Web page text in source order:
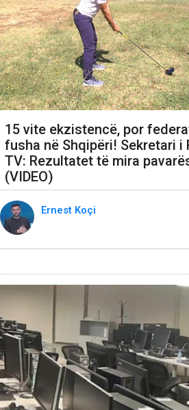
15 vite ekzistencë, por
fusha në Shqipëri! Sekretari i
TV: Rezultatet të mira
(VIDEO)
Ernest Koçi